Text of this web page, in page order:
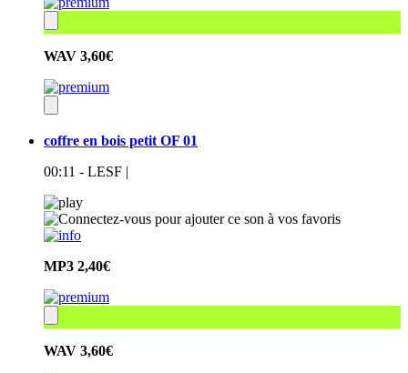
WAV 3,60€
coffre en bois petit OF 01
00:11 - LESF |
MP3 2,40€
WAV 3,60€